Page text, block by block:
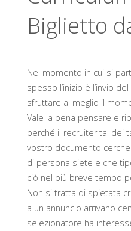
Biglietto
Nel momento in cui si
spesso l’inizio è l’invio
sfruttare al meglio il
Vale la pena pensare e
perché il recruiter tal dei
vostro documento
di persona siete e che
ciò nel più breve tempo
Non si tratta di spietata
a un annuncio arrivano
selezionatore ha